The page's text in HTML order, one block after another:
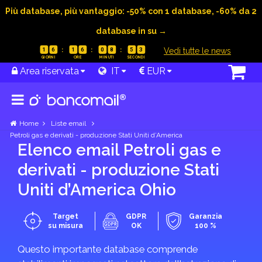
Più database, più vantaggio: -50% con 1 database, -60% da 2
database in su →
1 6 1 6 0 8 5 3 Vedi tutte le news
Area riservata IT EUR
Home
Liste email
Petroli gas e derivati - produzione Stati Uniti d’America
Elenco email Petroli gas e
derivati - produzione Stati
Uniti d’America Ohio
Target
su misura
GDPR
OK
Garanzia
100 %
Questo importante database comprende